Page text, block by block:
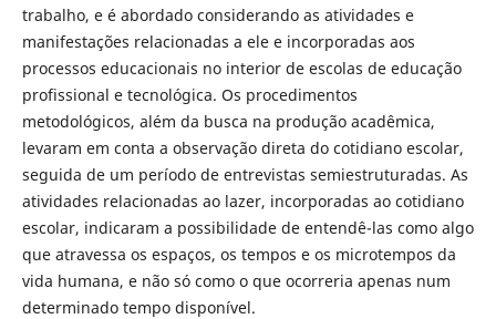
trabalho, e é abordado considerando as atividades e
manifestações relacionadas a ele e incorporadas aos
processos educacionais no interior de escolas de educação
profissional e tecnológica. Os procedimentos
metodológicos, além da busca na produção acadêmica,
levaram em conta a observação direta do cotidiano escolar,
seguida de um período de entrevistas semiestruturadas. As
atividades relacionadas ao lazer, incorporadas ao cotidiano
escolar, indicaram a possibilidade de entendê-las como algo
que atravessa os espaços, os tempos e os microtempos da
vida humana, e não só como o que ocorreria apenas num
determinado tempo disponível.